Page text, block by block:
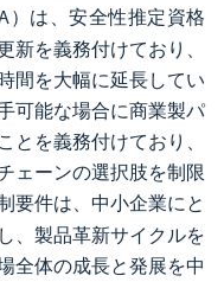
）は、安全性推定資格
新を義務付けており、
間を大幅に延長してい
可能な場合に商業製パ
とを義務付けており、
ェーンの選択肢を制限
要件は、中小企業にと
、製品革新サイクルを
全体の成長と発展を中